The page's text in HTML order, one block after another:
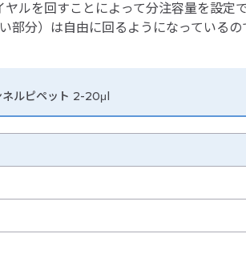
ルを回すことによって分注容量を設
部分）は自由に回るようになっているの
ルピペット 2-20μl